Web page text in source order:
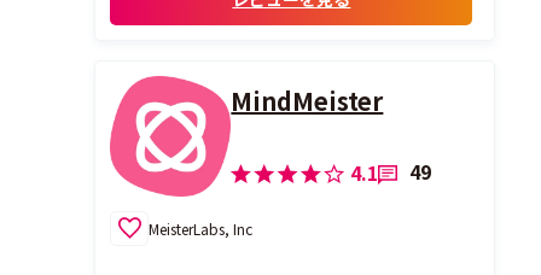
MindMeister
4.1 49
MeisterLabs, Inc